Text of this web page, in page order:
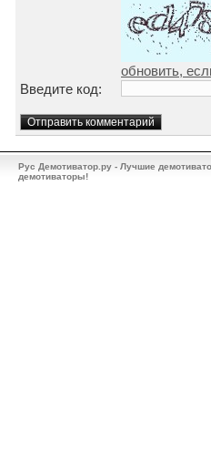
обновить,
Введите код:
Рус Демотиватор.ру - Лучшие
демотиваторы!